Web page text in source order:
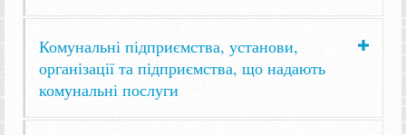
Комунальні підприємства, установи,
організації та підприємства, що надають
комунальні послуги